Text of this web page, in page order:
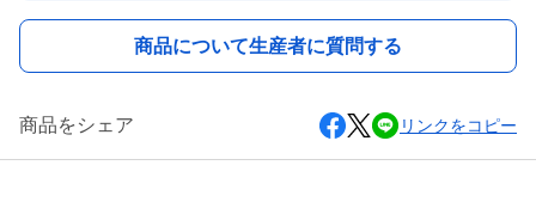
商品について生産者に質問する
商品をシェア リンクをコピー